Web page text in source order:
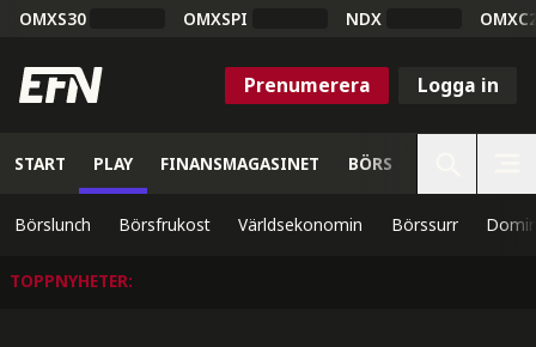
OMXS30 OMXSPI NDX
Prenumerera Logga in
START PLAY FINANSMAGASINET BÖRS
Börslunch Börsfrukost Världsekonomin Börssurr
TOPPNYHETER: